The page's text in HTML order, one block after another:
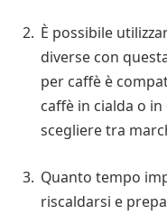
È possibile
diverse con
per caffè è
caffè in cialda o
scegliere tra
Quanto tempo
riscaldarsi e